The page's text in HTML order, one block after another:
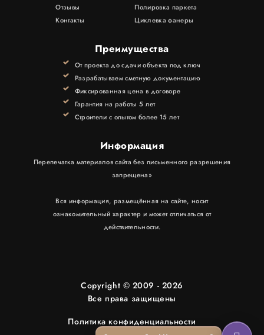
ПОРТФОЛИО
КОНТАКТЫ
Отзывы
Контакты
Полировка паркета
Циклевка фанеры
Преимущества
От проекта до сдачи объекта под ключ
Разрабатываем сметную документацию
Фиксированная цена в договоре
Гарантия на работы 5 лет
Строители с опытом более 15 лет
Информация
Перепечатка материалов сайта без письменного разрешения
запрещена»
Вся информация, размещённая на сайте, носит
ознакомительный характер и может отличаться от
действительности.
Copyright © 2009 - 2026
Все права защищены
Политика конфиденциальности